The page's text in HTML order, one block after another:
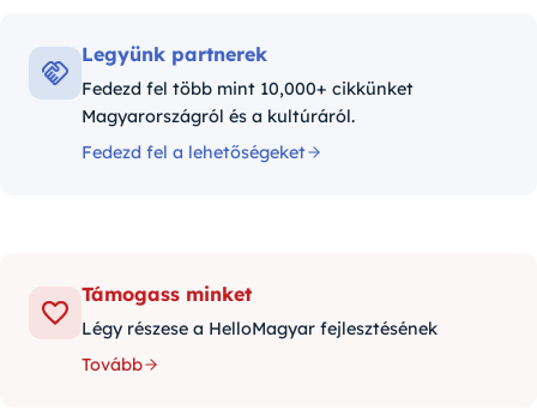
Legyünk partnerek
Fedezd fel több mint 10,000+ cikkünket
Magyarországról és a kultúráról.
Fedezd fel a lehetőségeket
Támogass minket
Légy részese a HelloMagyar fejlesztésének
Tovább